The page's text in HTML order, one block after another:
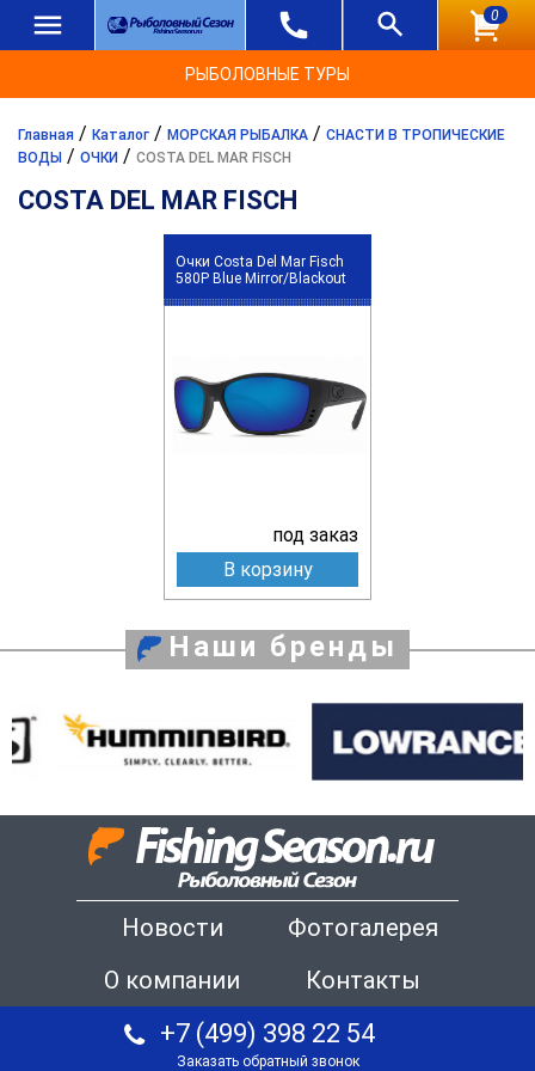
0
РЫБОЛОВНЫЕ ТУРЫ
Главная / Каталог / МОРСКАЯ РЫБАЛКА / СНАСТИ В ТРОПИЧЕСКИЕ
ВОДЫ / ОЧКИ / COSTA DEL MAR FISCH
COSTA DEL MAR FISCH
Очки Costa Del Mar Fisch
580P Blue Mirror/Blackout
под заказ
В корзину
Наши бренды
Новости
Фотогалерея
О компании
Контакты
+7 (499) 398 22 54
Заказать обратный звонок